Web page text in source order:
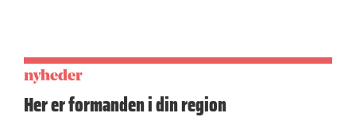
nyheder
Her er formanden i din region